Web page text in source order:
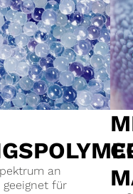
an
geeignet für